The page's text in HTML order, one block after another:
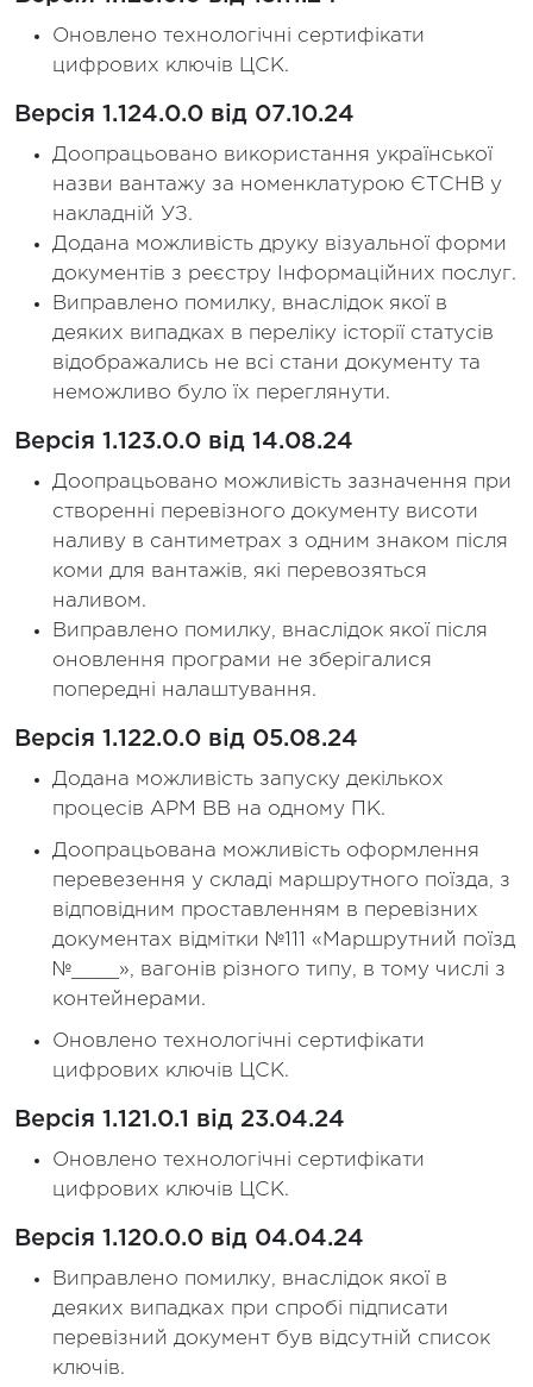
Оновлено технологічні сертифікати
цифрових ключів ЦСК.
Версія 1.124.0.0 від 07.10.24
Доопрацьовано використання української
назви вантажу за номенклатурою ЄТСНВ у
накладній УЗ.
Додана можливість друку візуальної форми
документів з реєстру Інформаційних послуг.
Виправлено помилку, внаслідок якої в
деяких випадках в переліку історії статусів
відображались не всі стани документу та
неможливо було їх переглянути.
Версія 1.123.0.0 від 14.08.24
Доопрацьовано можливість зазначення при
створенні перевізного документу висоти
наливу в сантиметрах з одним знаком після
коми для вантажів, які перевозяться
наливом.
Виправлено помилку, внаслідок якої після
оновлення програми не зберігалися
попередні налаштування.
Версія 1.122.0.0 від 05.08.24
Додана можливість запуску декількох
процесів АРМ ВВ на одному ПК.
Доопрацьована можливість оформлення
перевезення у складі маршрутного поїзда, з
відповідним проставленням в перевізних
документах відмітки №111 «Маршрутний поїзд
№____», вагонів різного типу, в тому числі з
контейнерами.
Оновлено технологічні сертифікати
цифрових ключів ЦСК.
Версія 1.121.0.1 від 23.04.24
Оновлено технологічні сертифікати
цифрових ключів ЦСК.
Версія 1.120.0.0 від 04.04.24
Виправлено помилку, внаслідок якої в
деяких випадках при спробі підписати
перевізний документ був відсутній список
ключів.